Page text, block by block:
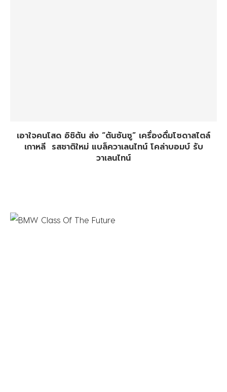
เอาใจคนโสด อิชิตัน ส่ง “ตันซันซู” เครื่องดื่มโซดาสไตล์
เกาหลี รสชาติใหม่ แบล็ควาเลนไทน์ โคล่าบอมบ์ รับ
วาเลนไทน์